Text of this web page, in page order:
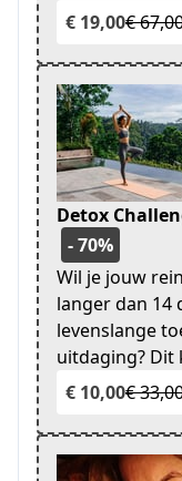
€ 19,00€
Detox
- 70%
Wil je jouw
langer dan 14
levenslange
uitdaging? Dit
€ 10,00€